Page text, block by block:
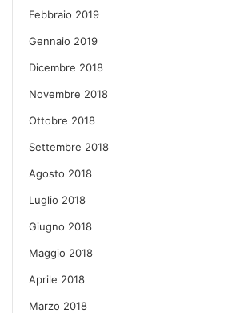
Febbraio 2019
Gennaio 2019
Dicembre 2018
Novembre 2018
Ottobre 2018
Settembre 2018
Agosto 2018
Luglio 2018
Giugno 2018
Maggio 2018
Aprile 2018
Marzo 2018